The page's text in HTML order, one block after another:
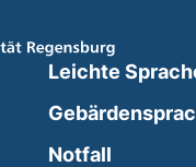
Leichte
Notfall